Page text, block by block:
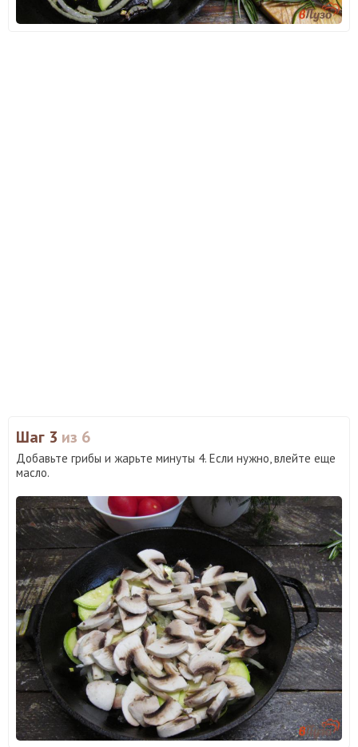
Шаг 3 из 6
Добавьте грибы и жарьте минуты 4. Если нужно, влейте еще
масло.